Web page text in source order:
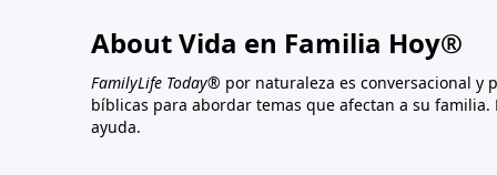
About Vida en Familia Hoy®
FamilyLife Today® por naturaleza es conversacional y
bíblicas para abordar temas que afectan a su
ayuda.